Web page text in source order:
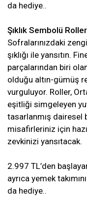
da hediye..
Şıklık Sembolü
Sofralarınızdaki
şıklığı ile yansıtın.
parçalarından biri
olduğu altın-gümüş
vurguluyor. Roller,
eşitliği simgeleyen
tasarlanmış
misafirleriniz için
zevkinizi yansıtacak.
2.997 TL’den
ayrıca yemek
da hediye..